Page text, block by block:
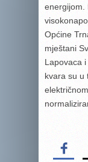
energijom.
Općine
mještani
Lapovaca
kvara su u